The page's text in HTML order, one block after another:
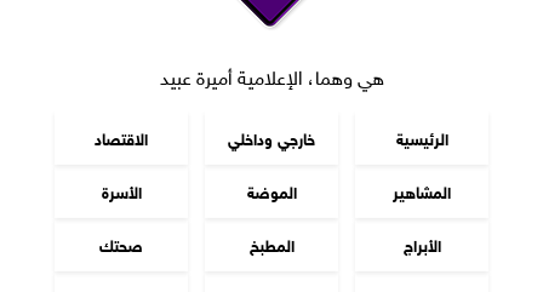
هي وهما، الإعلامية أميرة عبيد
الرئيسية خارجي وداخلي
الاقتصاد
المشاهير
الموضة
الأسرة
الأبراج
المطبخ
صحتك